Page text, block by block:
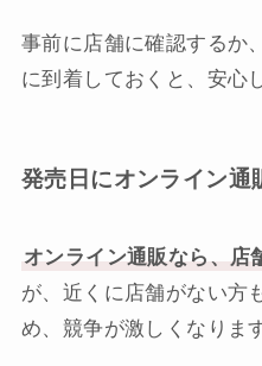
事前に店舗に確認するか
に到着しておくと、安心
発売日にオンライン通
オンライン通販なら、店
が、近くに店舗がない方
め、競争が激しくなりま